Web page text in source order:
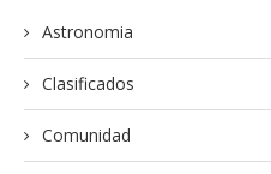
Astronomia
Clasificados
Comunidad